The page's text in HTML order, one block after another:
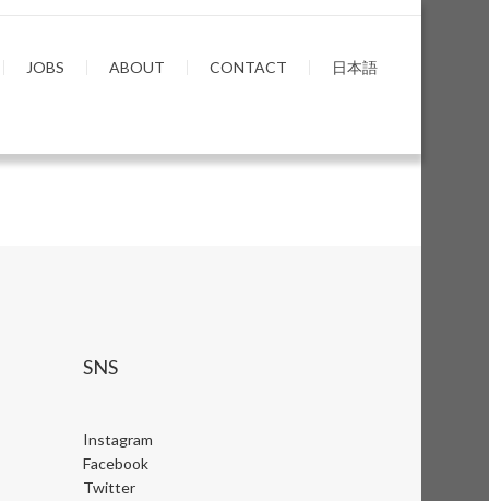
JOBS ABOUT CONTACT 日本語
SNS
Instagram
Facebook
Twitter